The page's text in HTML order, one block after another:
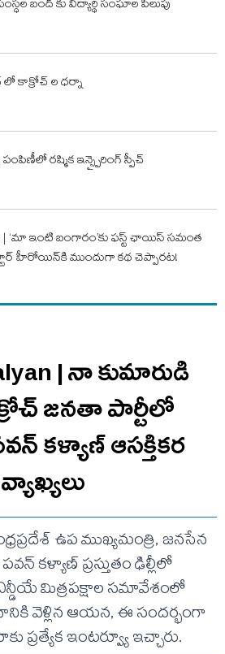
బంద్ కు విద్యార్థి సంఘాల పిలుపు
కాక్రోచ్ ల ధర్నా
రష్మిక ఇన్స్పైరింగ్ స్పీచ్
| ‘మా ఇంటి బంగారం’కు ఫస్ట్ ఛాయిస్ సమంత
హీరోయిన్‌కి ముందుగా కథ చెప్పారట!
| నా కుమారుడి
జనతా పార్టీలో
క‌ళ్యాణ్ ఆసక్తిక‌ర
వ్యాఖ్య‌లు
ఉప ముఖ్యమంత్రి, జనసేన
పవన్ కళ్యాణ్ ప్రస్తుతం ఢిల్లీలో
ఎన్డీయే మిత్రపక్షాల సమావేశంలో
వెళ్లిన ఆయన, ఈ సందర్భంగా
ఇంటర్వ్యూ ఇచ్చారు.